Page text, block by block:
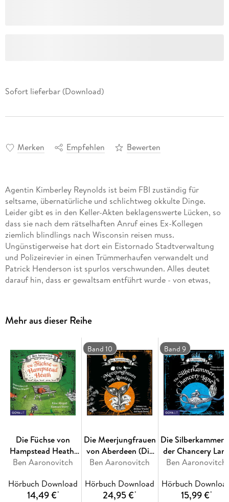
Sofort lieferbar (Download)
Merken Empfehlen Bewerten
Agentin Kimberley Reynolds ist beim FBI zuständig für
seltsame, übernatürliche und schlichtweg okkulte Dinge.
Leider gibt es in den Keller-Akten beklagenswerte Lücken, so
dass sie nach dem rätselhaften Anruf eines Ex-Kollegen
ziemlich blindlings nach Wisconsin reisen muss.
Ungünstigerweise hat dort ein Eistornado Stadtverwaltung
und Polizeirevier in einen Trümmerhaufen verwandelt und
Patrick Henderson ist spurlos verschwunden. Alles deutet
darauf hin, dass er gewaltsam entführt wurde - von etwas,
Der neue Kurzkrimi von Bestsellerautor Ben Aaronovitch
erscheint noch vor der englischen Originalausgabe! Dietmar
Wunder spricht das Hörbuch mit der Lizenz zum Zaubern.
Mehr aus dieser Reihe
Die Füchse von
Hampstead Heath.
Eine Abigail-
Ben Aaronovitch
Hörbuch Download
14,49 €*
Band 10
Die Meerjungfrauen
von Aberdeen (Die
Flüsse-von-London-
10)
Ben Aaronovitch
Hörbuch Download
24,95 €*
Band 9
Die Silberkammer
der Chancery
Ben Aaronovitch
Hörbuch
15,99 €*